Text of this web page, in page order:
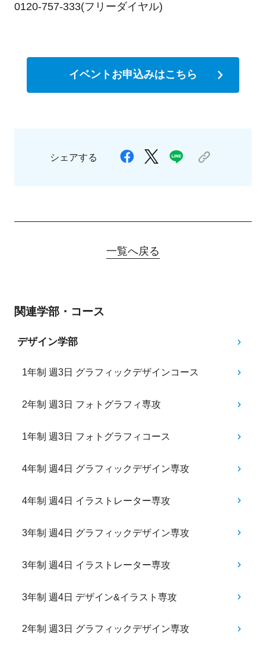
0120-757-333(フリーダイヤル)
イベントお申込みはこちら
シェアする
一覧へ戻る
関連学部・コース
デザイン学部
1年制 週3日 グラフィックデザインコース
2年制 週3日 フォトグラフィ専攻
1年制 週3日 フォトグラフィコース
4年制 週4日 グラフィックデザイン専攻
4年制 週4日 イラストレーター専攻
3年制 週4日 グラフィックデザイン専攻
3年制 週4日 イラストレーター専攻
3年制 週4日 デザイン&イラスト専攻
2年制 週3日 グラフィックデザイン専攻